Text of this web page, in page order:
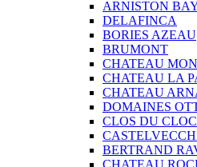
ARNISTON
DELAFINCA
BORIES AZEAU
BRUMONT
CHATEAU
CHATEAU LA
CHATEAU
DOMAINES
CLOS DU
BERTRAND
CHATEAU